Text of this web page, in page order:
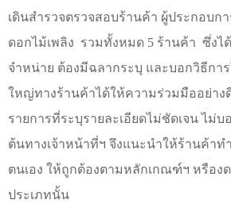
เดินสำรวจตรวจสอบร้านค้า ผู้ประกอบก
ดอกไม้เพลิง รวมทั้งหมด 5 ร้านค้า ซึ่งไ
จำหน่าย ต้องมีฉลากระบุ และบอกวิธีกา
ใหญ่ทางร้านค้าได้ให้ความร่วมมืออย่าง
รายการที่ระบุรายละเอียดไม่ชัดเจน ไม่บ
ต้นทางเจ้าหน้าที่ฯ จึงแนะนำให้ร้านค้าท
ตนเอง ให้ถูกต้องตามหลักเกณฑ์ฯ หรือง
ประเภทนั้น